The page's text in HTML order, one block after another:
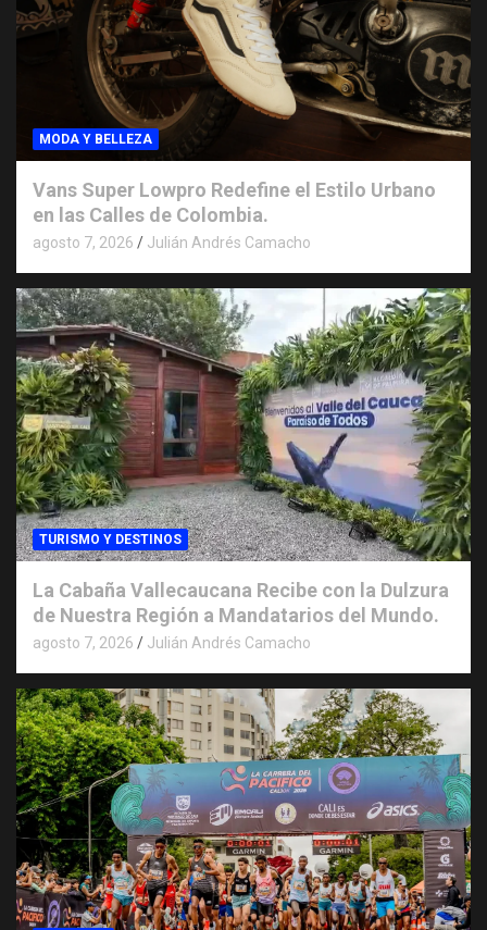
MODA Y BELLEZA
Vans Super Lowpro Redefine el Estilo Urbano
en las Calles de Colombia.
agosto 7, 2026 Julián Andrés Camacho
TURISMO Y DESTINOS
La Cabaña Vallecaucana Recibe con la Dulzura
de Nuestra Región a Mandatarios del Mundo.
agosto 7, 2026 Julián Andrés Camacho